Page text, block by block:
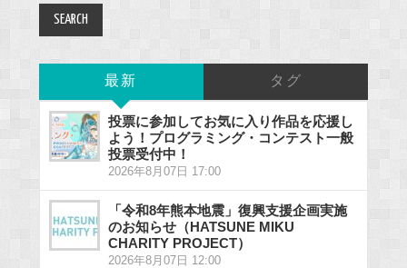
最新 タグ
投票に参加してお気に入り作品を応援し
よう！プログラミング・コンテスト一般
投票受付中！
2026年8月07日 17:00
「令和8年熊本地震」復興支援企画実施
のお知らせ（HATSUNE MIKU
CHARITY PROJECT）
2026年8月07日 12:00